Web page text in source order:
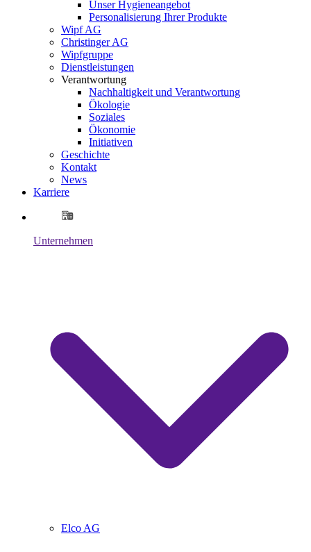
Unser Hygieneangebot
Personalisierung Ihrer Produkte
Wipf AG
Christinger AG
Wipfgruppe
Dienstleistungen
Verantwortung
Nachhaltigkeit und Verantwortung
Ökologie
Soziales
Ökonomie
Initiativen
Geschichte
Kontakt
News
Karriere
Unternehmen
Elco AG